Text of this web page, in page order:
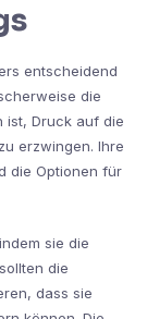
entscheidend
die
ist, Druck auf die
erzwingen. Ihre
die Optionen für
sie die
die
dass sie